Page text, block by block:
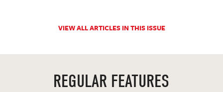
VIEW ALL ARTICLES IN THIS ISSUE
REGULAR FEATURES